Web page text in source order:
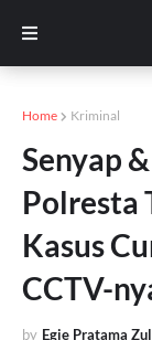
Home Kriminal
Senyap
Polresta
Kasus
CCTV-
by Egie Pratama